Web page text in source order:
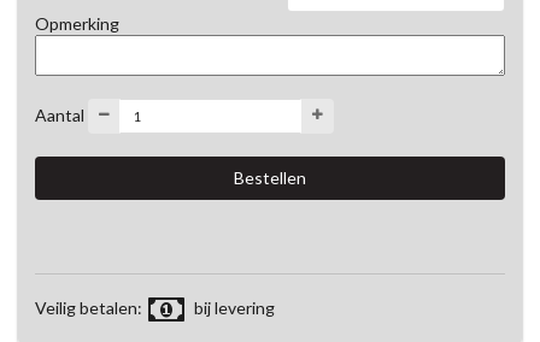
Opmerking
Aantal
Veilig betalen: bij levering